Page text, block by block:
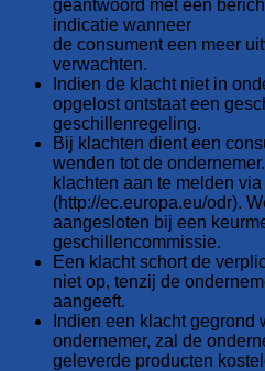
geantwoord met een
indicatie wanneer
de consument een meer
verwachten.
Indien de klacht niet in
opgelost ontstaat een
geschillenregeling.
Bij klachten dient een
wenden tot de
klachten aan te melden
(http://ec.europa.eu/odr).
aangesloten bij een
geschillencommissie.
Een klacht schort de
niet op, tenzij de
aangeeft.
Indien een klacht gegrond
ondernemer, zal de
geleverde producten